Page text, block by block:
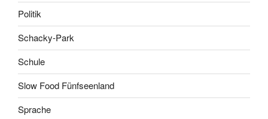
Politik
Schacky-Park
Schule
Slow Food Fünfseenland
Sprache